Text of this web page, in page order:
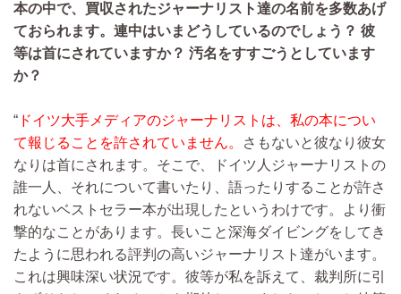
本の中で、買収されたジャーナリスト達の名前を多数あげ
ておられます。連中はいまどうしているのでしょう？ 彼
等は首にされていますか？ 汚名をすすごうとしています
か？
“ ドイツ大手メディアのジャーナリストは、私の本につい
て報じることを許されていません。
さもないと彼なり彼女
なりは首にされます。そこで、ドイツ人ジャーナリストの
誰一人、それについて書いたり、語ったりすることが許さ
れないベストセラー本が出現したというわけです。より衝
撃的なことがあります。長いこと深海ダイビングをしてき
たように思われる評判の高いジャーナリスト達がいます。
これは興味深い状況です。彼等が私を訴えて、裁判所に引